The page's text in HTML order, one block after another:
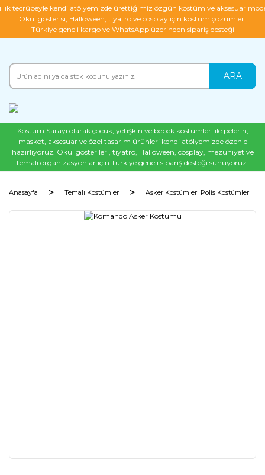
tecrübeyle kendi atölyemizde ürettiğimiz özgün kostüm ve aksesuar
Okul gösterisi, Halloween, tiyatro ve cosplay için kostüm çözümleri
Türkiye geneli kargo ve WhatsApp üzerinden sipariş desteği
ARA
Kostüm Sarayı olarak çocuk, yetişkin ve bebek kostümleri ile pelerin,
maskot, aksesuar ve özel tasarım ürünleri kendi atölyemizde özenle
hazırlıyoruz. Okul gösterileri, tiyatro, Halloween, cosplay, mezuniyet ve
temalı organizasyonlar için Türkiye geneli sipariş desteği sunuyoruz.
Anasayfa Temalı Kostümler Asker Kostümleri Polis Kostümleri